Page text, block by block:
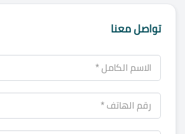
تواصل معنا